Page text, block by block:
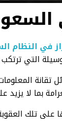
في النظام
التي ترتكب
تقانة
ريال، أو بإحدى هاتين
على تلك